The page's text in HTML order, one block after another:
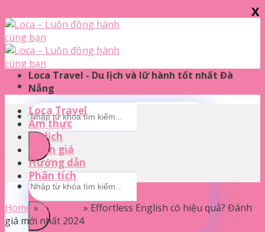
Loca Travel - Du lịch và lữ hành tốt nhất Đà
Nẵng
Loca Travel
Ẩm thực
Du lịch
Đánh giá
Hướng dẫn
Phân tích
Home »Đánh giá » Effortless English có hiệu quả? Đánh
giá mới nhất 2024
X